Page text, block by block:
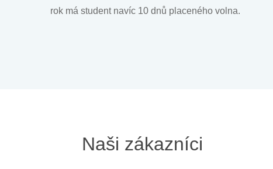
rok má student navíc 10 dnů placeného volna.
Naši zákazníci